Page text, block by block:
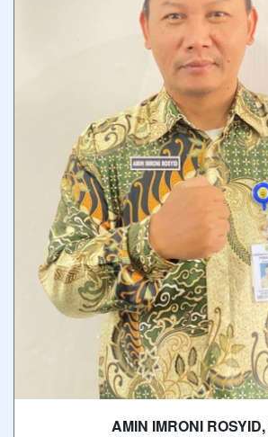
AMIN IMRONI